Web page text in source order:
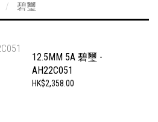
碧璽
12.5MM 5A 碧璽 -
AH22C051
HK$2,358.00